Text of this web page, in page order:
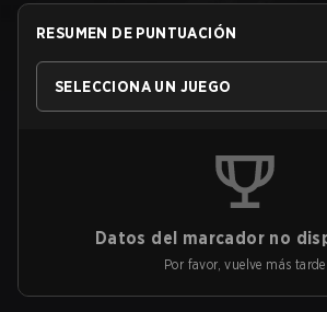
RESUMEN DE PUNTUACIÓN
SELECCIONA UN JUEGO
Datos del marcador no
Por favor, vuelve más tarde